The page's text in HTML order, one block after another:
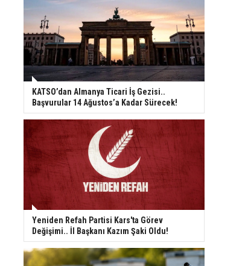
KATSO’dan Almanya Ticari İş Gezisi..
Başvurular 14 Ağustos’a Kadar Sürecek!
Yeniden Refah Partisi Kars'ta Görev
Değişimi.. İl Başkanı Kazım Şaki Oldu!